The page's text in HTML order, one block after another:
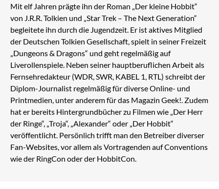
Mit elf Jahren prägte ihn der Roman „Der kleine Hobbit“
von J.R.R. Tolkien und „Star Trek – The Next Generation“
begleitete ihn durch die Jugendzeit. Er ist aktives Mitglied
der Deutschen Tolkien Gesellschaft, spielt in seiner Freizeit
„Dungeons & Dragons“ und geht regelmäßig auf
Liverollenspiele. Neben seiner hauptberuflichen Arbeit als
Fernsehredakteur (WDR, SWR, KABEL 1, RTL) schreibt der
Diplom-Journalist regelmäßig für diverse Online- und
Printmedien, unter anderem für das Magazin Geek!. Zudem
hat er bereits Hintergrundbücher zu Filmen wie „Der Herr
der Ringe“, „Troja“, „Alexander“ oder „Der Hobbit“
veröffentlicht. Persönlich trifft man den Betreiber diverser
Fan-Websites, vor allem als Vortragenden auf Conventions
wie der RingCon oder der HobbitCon.